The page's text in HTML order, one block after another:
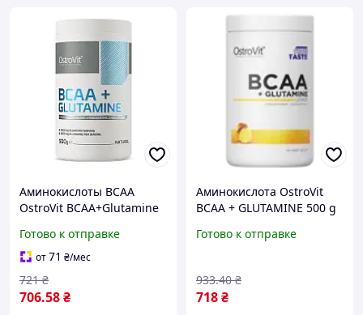
Аминокислоты ВСАА
OstroVit BCAA+Glutamine
Готово к отправке
от71 ₴/мес
706.58₴
721 ₴
Аминокислота OstroVit
BCAA + GLUTAMINE 500 g
Готово к отправке
718₴
933.40 ₴